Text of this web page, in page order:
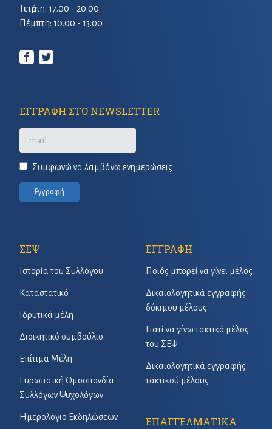
Τετἀρτη: 17.00 - 20.00
Πέμπτη: 10.00 - 13.00
ΕΓΓΡΑΦΗ ΣΤΟ NEWSLETTER
Email
Συμφωνώ να λαμβάνω ενημερώσεις
Εγγραφή
ΣΕΨ
Ιστορία του Συλλόγου
Καταστατικό
Ιδρυτικά μέλη
Διοικητικό συμβούλιο
Επίτιμα Μέλη
Ευρωπαϊκή Ομοσπονδία
Συλλόγων Ψυχολόγων
Ημερολόγιο Εκδηλώσεων
ΕΓΓΡΑΦΗ
Ποιός μπορεί να γίνει μέλος
Δικαιολογητικά εγγραφής
δόκιμου μέλους
Γιατί να γίνω τακτικό μέλος
του ΣΕΨ
Δικαιολογητικά εγγραφής
τακτικού μέλους
ΕΠΑΓΓΕΛΜΑΤΙΚΑ